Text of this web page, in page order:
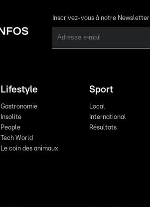
Inscrivez-vous à notre Newsletter
Lifestyle
Gastronomie
Insolite
People
Tech World
Le coin des animaux
Sport
Local
International
Résultats